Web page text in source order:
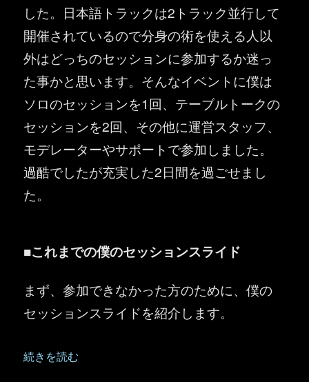
した。日本語トラックは2トラック並行して
開催されているので分身の術を使える人以
外はどっちのセッションに参加するか迷っ
た事かと思います。そんなイベントに僕は
ソロのセッションを1回、テーブルトークの
セッションを2回、その他に運営スタッフ、
モデレーターやサポートで参加しました。
過酷でしたが充実した2日間を過ごせまし
た。
■これまでの僕のセッションスライド
まず、参加できなかった方のために、僕の
セッションスライドを紹介します。
“「 Microsoft 365 Virtual Marathon 2022 」を終えて（魅
続きを読む